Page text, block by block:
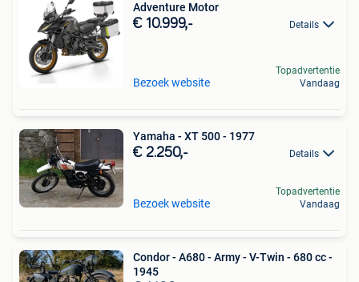
Adventure Motor
€ 10.999,- Details
Bezoek website
Topadvertentie
Vandaag
Yamaha - XT 500 - 1977
€ 2.250,- Details
Bezoek website
Topadvertentie
Vandaag
Condor - A680 - Army - V-Twin - 680 cc -
1945